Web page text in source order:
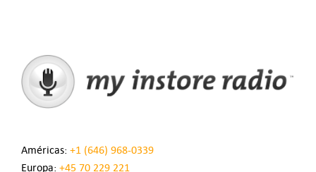
Américas: +1 (646) 968-0339
Europa: +45 70 229 221